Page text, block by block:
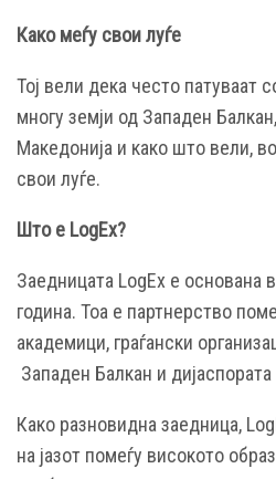
Како меѓу свои луѓе
Тој вели дека често патуваат
многу земји од Западен
Македонија и како што вели,
свои луѓе.
Што е LogEx?
Заедницата LogEx е основана
година. Тоа е партнерство
академици, граѓански
Западен Балкан и
Како разновидна заедница,
на јазот помеѓу високото